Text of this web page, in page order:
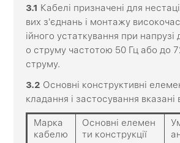
3.1 Кабелі призначені для
вих з'єднань і монтажу
ійного устаткування при напрузі
о струму частотою 50 Гц або до
струму.
3.2 Основні конструктивні
кладання і застосування вказані
Марка
кабелю
Основні елемен
ти конструкції